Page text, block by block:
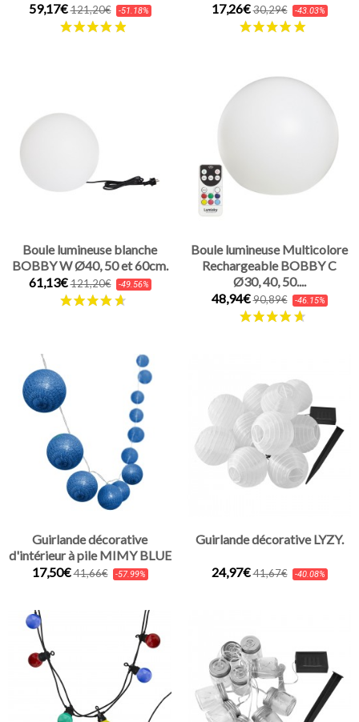
59,17€121,20€ -51.18%
17,26€30,29€ -43.03%
Boule lumineuse blanche
BOBBY W Ø40, 50 et 60cm.
61,13€121,20€ -49.56%
Boule lumineuse Multicolore
Rechargeable BOBBY C
Ø30, 40, 50....
48,94€90,89€ -46.15%
Guirlande décorative
d'intérieur à pile MIMY BLUE
17,50€41,66€ -57.99%
Guirlande décorative LYZY.
24,97€41,67€ -40.08%